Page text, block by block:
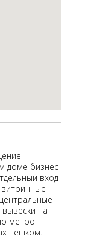
доме бизнес-
вход
на
метро
пешком.